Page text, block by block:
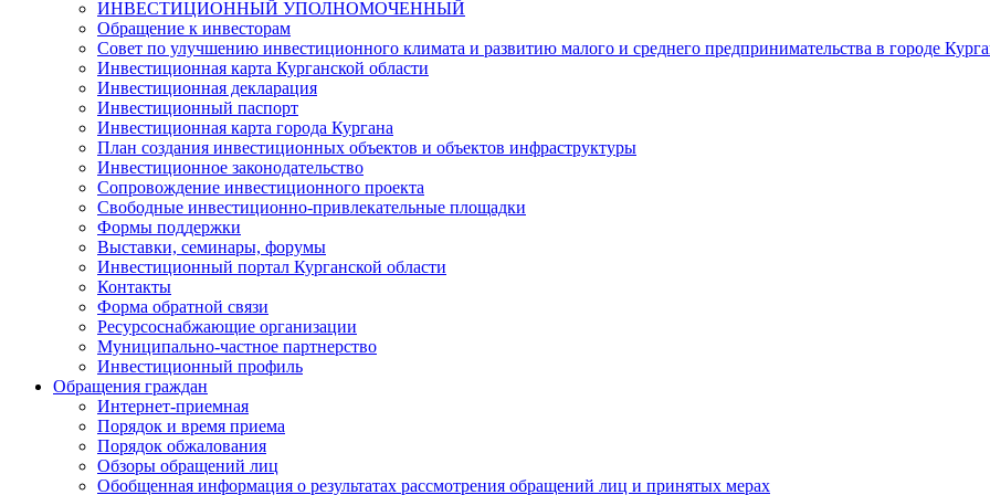
ИНВЕСТИЦИОННЫЙ УПОЛНОМОЧЕННЫЙ
Обращение к инвесторам
Совет по улучшению инвестиционного климата и развитию малого и среднего предпринимательства в городе
Инвестиционная карта Курганской области
Инвестиционная декларация
Инвестиционный паспорт
Инвестиционная карта города Кургана
План создания инвестиционных объектов и объектов инфраструктуры
Инвестиционное законодательство
Сопровождение инвестиционного проекта
Свободные инвестиционно-привлекательные площадки
Формы поддержки
Выставки, семинары, форумы
Инвестиционный портал Курганской области
Контакты
Форма обратной связи
Ресурсоснабжающие организации
Муниципально-частное партнерство
Инвестиционный профиль
Обращения граждан
Интернет-приемная
Порядок и время приема
Порядок обжалования
Обзоры обращений лиц
Обобщенная информация о результатах рассмотрения обращений лиц и принятых мерах